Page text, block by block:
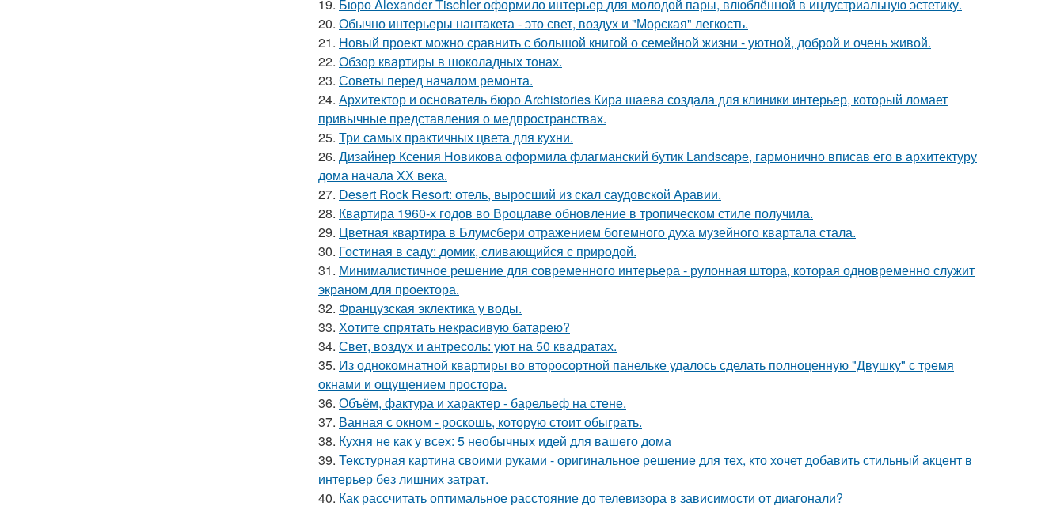
19. Бюро Alexander Tischler оформило интерьер для молодой пары, влюблённой в индустриальную эстетику.
20. Обычно интерьеры нантакета - это свет, воздух и "Морская" легкость.
21. Новый проект можно сравнить с большой книгой о семейной жизни - уютной, доброй и очень живой.
22. Обзор квартиры в шоколадных тонах.
23. Советы перед началом ремонта.
24. Архитектор и основатель бюро Archistories Кира шаева создала для клиники интерьер, который ломает
привычные представления о медпространствах.
25. Три самых практичных цвета для кухни.
26. Дизайнер Ксения Новикова оформила флагманский бутик Landscape, гармонично вписав его в архитектуру
дома начала ХХ века.
27. Desert Rock Resort: отель, выросший из скал саудовской Аравии.
28. Квартира 1960-х годов во Вроцлаве обновление в тропическом стиле получила.
29. Цветная квартира в Блумсбери отражением богемного духа музейного квартала стала.
30. Гостиная в саду: домик, сливающийся с природой.
31. Минималистичное решение для современного интерьера - рулонная штора, которая одновременно служит
экраном для проектора.
32. Французская эклектика у воды.
33. Хотите спрятать некрасивую батарею?
34. Свет, воздух и антресоль: уют на 50 квадратах.
35. Из однокомнатной квартиры во второсортной панельке удалось сделать полноценную "Двушку" с тремя
окнами и ощущением простора.
36. Объём, фактура и характер - барельеф на стене.
37. Ванная с окном - роскошь, которую стоит обыграть.
38. Кухня не как у всех: 5 необычных идей для вашего дома
39. Текстурная картина своими руками - оригинальное решение для тех, кто хочет добавить стильный акцент в
интерьер без лишних затрат.
40. Как рассчитать оптимальное расстояние до телевизора в зависимости от диагонали?